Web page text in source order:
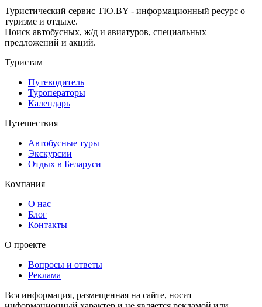
Туристический сервис TIO.BY - информационный ресурс о
туризме и отдыхе.
Поиск автобусных, ж/д и авиатуров, специальных
предложений и акций.
Туристам
Путеводитель
Туроператоры
Календарь
Путешествия
Автобусные туры
Экскурсии
Отдых в Беларуси
Компания
О нас
Блог
Контакты
О проекте
Вопросы и ответы
Реклама
Вся информация, размещенная на сайте, носит